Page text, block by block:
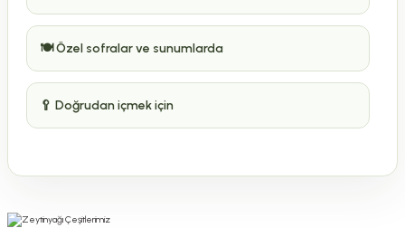
🍽️ Özel sofralar ve sunumlarda
🥄 Doğrudan içmek için